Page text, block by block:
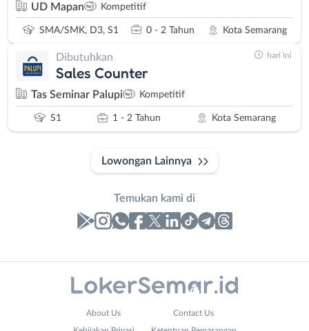
UD Mapan Kompetitif
SMA/SMK, D3, S1 0 - 2 Tahun Kota Semarang
Dibutuhkan
Sales Counter
Tas Seminar Palupi Kompetitif
S1 1 - 2 Tahun Kota Semarang
hari ini
Lowongan Lainnya
Temukan kami di
About Us Contact Us